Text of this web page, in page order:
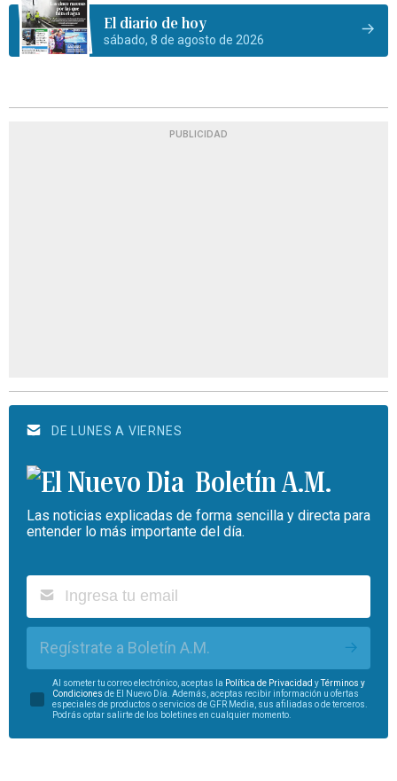
El diario de hoy
sábado, 8 de agosto de 2026
PUBLICIDAD
DE LUNES A VIERNES
Boletín A.M.
Las noticias explicadas de forma sencilla y directa para
entender lo más importante del día.
Regístrate a Boletín A.M.
Al someter tu correo electrónico, aceptas la Política de Privacidad yTérminos y
Condiciones de El Nuevo Día. Además, aceptas recibir información u ofertas
especiales de productos o servicios de GFR Media, sus afiliadas o de terceros.
Podrás optar salirte de los boletines en cualquier momento.